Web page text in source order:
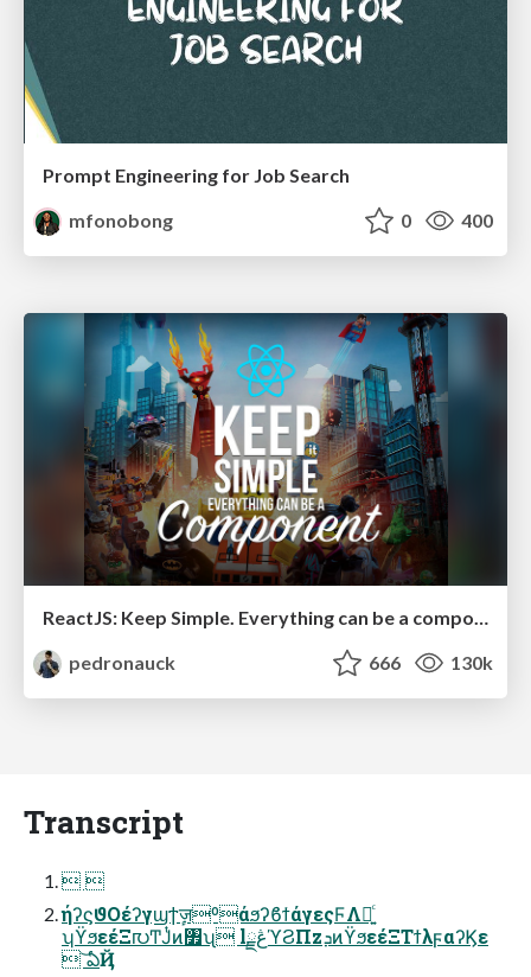
Prompt Engineering for Job Search
mfonobong
0 400
ReactJS: Keep Simple. Everything can be a component!
pedronauck
666 130k
Transcript
 
ήʔϛϑΟέʔγϣϯٕज़ºάϧʔϐϯάγεςϜΛ༻͍ͨ
ʮϔϧεέΞ൛Ͳ͏Ϳͭͷ৿ʯ lڠྗϓϨΠzܕͷϔϧεέΞΤϯλϝαʔϏε
 ͝ఏҊ